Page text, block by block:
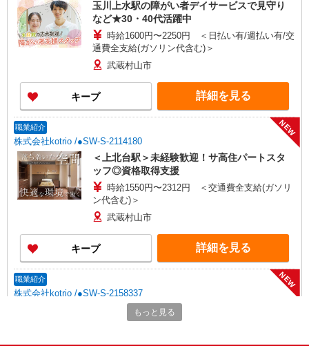
玉川上水駅の障がい者デイサービスで見守り
など★30・40代活躍中
時給1600円〜2250円 ＜日払い有/週払い有/交
通費全支給(ガソリン代含む)＞
武蔵村山市
キープ 詳細を見る
職業紹介
株式会社kotrio /●SW-S-2114180
NEW
＜上北台駅＞未経験歓迎！サ高住パートスタ
ッフ◎資格取得支援
時給1550円〜2312円 ＜交通費全支給(ガソリ
ン代含む)＞
武蔵村山市
キープ 詳細を見る
職業紹介
株式会社kotrio /●SW-S-2158337
NEW
上北台駅の就労支援施設♪補助業務＊未経験
でも月給24万円〜
もっと見る